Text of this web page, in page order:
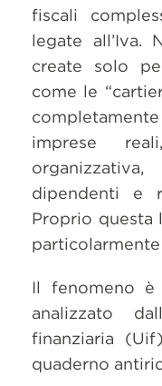
fiscali
legate all’Iva.
create solo
come le
imprese
dipendenti e
Proprio questa
Il fenomeno è
analizzato
finanziaria
quaderno